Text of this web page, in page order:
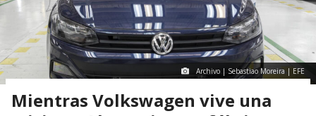
Archivo | Sebastiao Moreira | EFE
Mientras Volkswagen vive una